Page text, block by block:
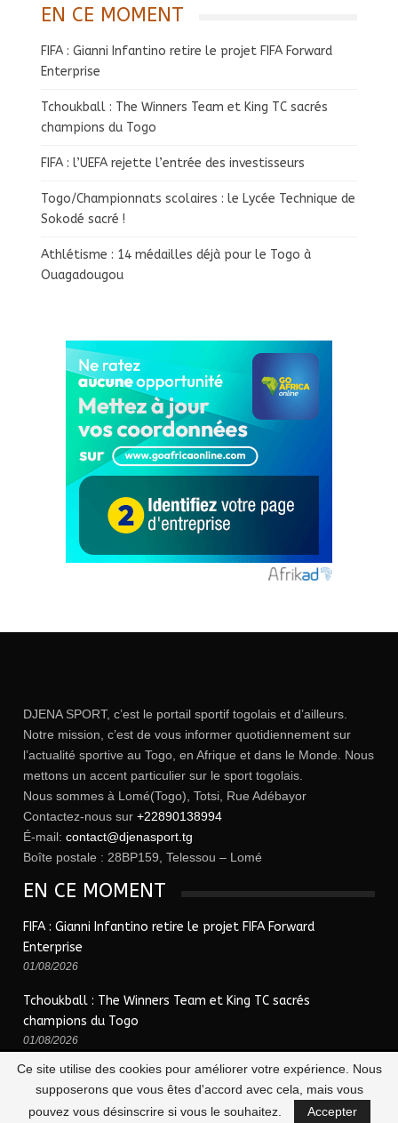
EN CE MOMENT
FIFA : Gianni Infantino retire le projet FIFA Forward
Enterprise
Tchoukball : The Winners Team et King TC sacrés
champions du Togo
FIFA : l’UEFA rejette l’entrée des investisseurs
Togo/Championnats scolaires : le Lycée Technique de
Sokodé sacré !
Athlétisme : 14 médailles déjà pour le Togo à
Ouagadougou
DJENA SPORT, c’est le portail sportif togolais et d’ailleurs.
Notre mission, c’est de vous informer quotidiennement sur
l’actualité sportive au Togo, en Afrique et dans le Monde. Nous
mettons un accent particulier sur le sport togolais.
Nous sommes à Lomé(Togo), Totsi, Rue Adébayor
Contactez-nous sur +22890138994
É-mail: contact@djenasport.tg
Boîte postale : 28BP159, Telessou – Lomé
EN CE MOMENT
FIFA : Gianni Infantino retire le projet FIFA Forward
Enterprise
01/08/2026
Tchoukball : The Winners Team et King TC sacrés
champions du Togo
01/08/2026
© 2026 - Djena Sport | le sport togolais en un clic !. Tous Droits Réservés.
Ce site utilise des cookies pour améliorer votre expérience. Nous
supposerons que vous êtes d'accord avec cela, mais vous
pouvez vous désinscrire si vous le souhaitez.
Accepter